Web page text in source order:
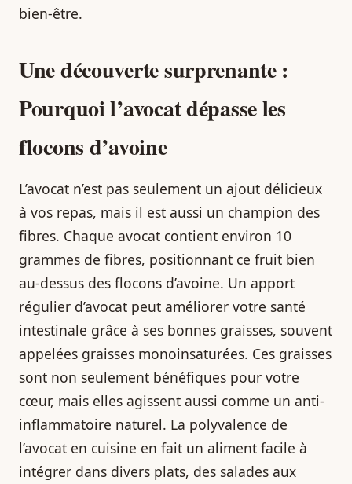
bien-être.
Une découverte surprenante :
Pourquoi l’avocat dépasse les
flocons d’avoine
L’avocat n’est pas seulement un ajout délicieux
à vos repas, mais il est aussi un champion des
fibres. Chaque avocat contient environ 10
grammes de fibres, positionnant ce fruit bien
au-dessus des flocons d’avoine. Un apport
régulier d’avocat peut améliorer votre santé
intestinale grâce à ses bonnes graisses, souvent
appelées graisses monoinsaturées. Ces graisses
sont non seulement bénéfiques pour votre
cœur, mais elles agissent aussi comme un anti-
inflammatoire naturel. La polyvalence de
l’avocat en cuisine en fait un aliment facile à
intégrer dans divers plats, des salades aux